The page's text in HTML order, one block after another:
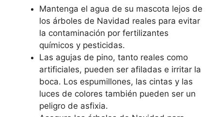
Mantenga el agua de su mascota lejos de
los árboles de Navidad reales para evitar
la contaminación por fertilizantes
químicos y pesticidas.
Las agujas de pino, tanto reales como
artificiales, pueden ser afiladas e irritar la
boca. Los espumillones, las cintas y las
luces de colores también pueden ser un
peligro de asfixia.